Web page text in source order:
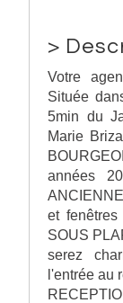
>
Votre
Située
5min du
Marie
années
et
SOUS
serez
l'entrée au